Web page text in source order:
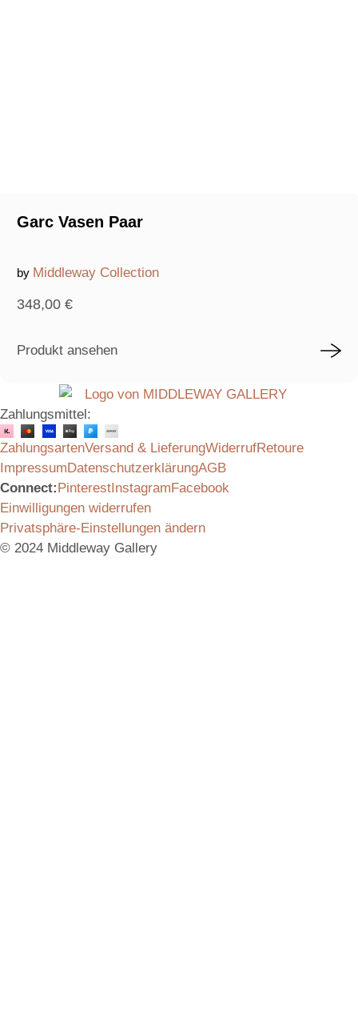
Garc Vasen Paar
by Middleway Collection
348,00 €
Produkt ansehen
Zahlungsmittel:
ZahlungsartenVersand & LieferungWiderrufRetoure
Impressum DatenschutzerklärungAGB
Connect: Pinterest Instagram Facebook
Einwilligungen widerrufen
Privatsphäre-Einstellungen ändern
© 2024 Middleway Gallery